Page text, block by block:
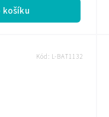
košíku
Kód: L-BAT1132